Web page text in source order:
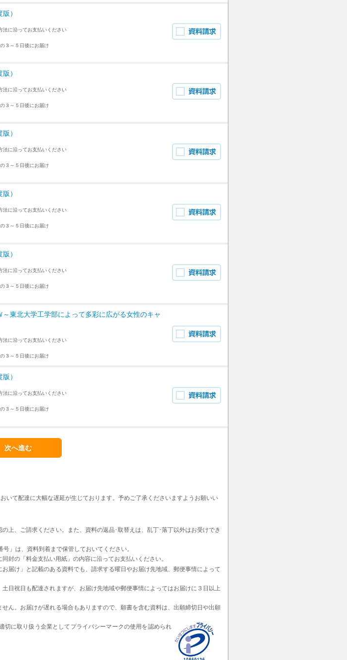
）
法に沿ってお支払いください
３～５日後にお届け
）
法に沿ってお支払いください
３～５日後にお届け
）
法に沿ってお支払いください
３～５日後にお届け
）
法に沿ってお支払いください
３～５日後にお届け
）
法に沿ってお支払いください
３～５日後にお届け
～東北大学工学部によって多彩に広がる女性のキャ
法に沿ってお支払いください
３～５日後にお届け
）
法に沿ってお支払いください
３～５日後にお届け
いて配達に大幅な遅延が生じております。予めご了承くださいますようお願いい
上、ご請求ください。また、資料の返品･取替えは、乱丁･落丁以外はお受けでき
」は、資料到着まで保管しておいてください。
封の「料金支払い用紙」の内容に沿ってお支払いください。
届け」と記載のある資料でも、請求する曜日やお届け先地域、郵便事情によって
日祝日も配達されますが、お届け先地域や郵便事情によってはお届けに３日以上
ん。お届けが遅れる場合もありますので、願書を含む資料は、出願締切日や出願
に取り扱う企業としてプライバシーマークの使用を認められ